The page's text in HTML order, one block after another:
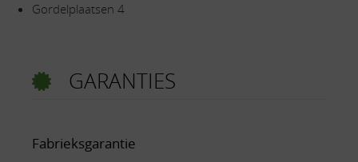
Gordelplaatsen 4
GARANTIES
Fabrieksgarantie